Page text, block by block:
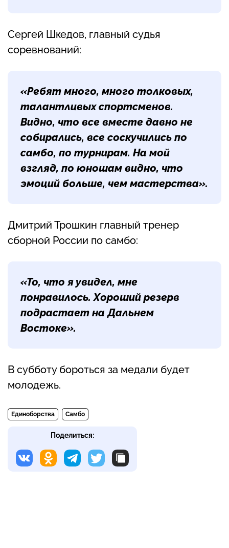
Сергей Шкедов, главный судья
соревнований:
«Ребят много, много толковых,
талантливых спортсменов.
Видно, что все вместе давно не
собирались, все соскучились по
самбо, по турнирам. На мой
взгляд, по юношам видно, что
эмоций больше, чем мастерства».
Дмитрий Трошкин главный тренер
сборной России по самбо:
«То, что я увидел, мне
понравилось. Хороший резерв
подрастает на Дальнем
Востоке».
В субботу бороться за медали будет
молодежь.
Единоборства Самбо
Поделиться: